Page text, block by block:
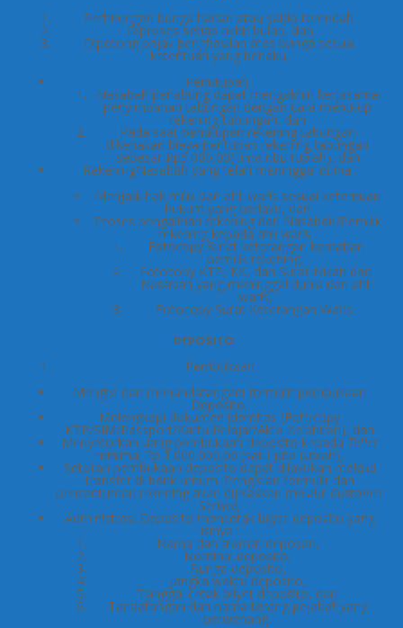
Perhitungan bunga harian atau saldo terendah.
Diproses setiap akhir bulan, dan
Dipotong pajak penghasilan atas bunga sesuai
ketentuan yang berlaku,
Penutupan :
Nasabah penabung dapat mengakhiri kerjasama
penyimpanan tabungan dengan cara menutup
rekening tabungan, dan
Pada saat penutupan rekening tabungan
dikenakan biaya pentupan rekening tabungan
sebesar Rp5.000,00( lima ribu rupiah), dan
RekeningNasabah yang telah meninggal dunia :
Menjadi hak milik dari ahli waris sesuai ketentuan
hukum yang berlaku, dan
Proses pengalihan rekening dari Nasabah/Pemilik
rekening kepada ahli waris :
Fotocopy Surat keterangan kematian
pemilik rekening,
Fotocopy KTP, KK, dan Surat Nikah dari
Nasabah yang meninggal dunia dan ahli
waris,
Fotocopy Surat Keterangan Waris.
DEPOSITO
Pembukaan
Mengisi dan menandatangani formulir pembukaan
Deposito,
Melengkapi dokumen identitas (Fotocopy
KTP/SIM/Passport/Kartu Pelajar/Akta Kelahiran), dan
Menyetorkan uang pembukaan deposito kepadaTeller
minimal Rp 1.000.000,00 (satu juta rupiah),
Setoran pembukaan deposito dapat dilakukan melalui
transfer di bank umum. Pengisian formulir dan
pencantuman rekening akan dijelaskan melalui Customer
Service,
Administrasi Deposito mencetak bilyet deposito yang
isinya :
Nama dan alamat deposan,
Nominal deposito,
Bunga deposito,
Jangka waktu deposito,
Tanggal cetak bilyet deposito, dan
Tandatangan dan nama terang pejabat yang
berwenang,